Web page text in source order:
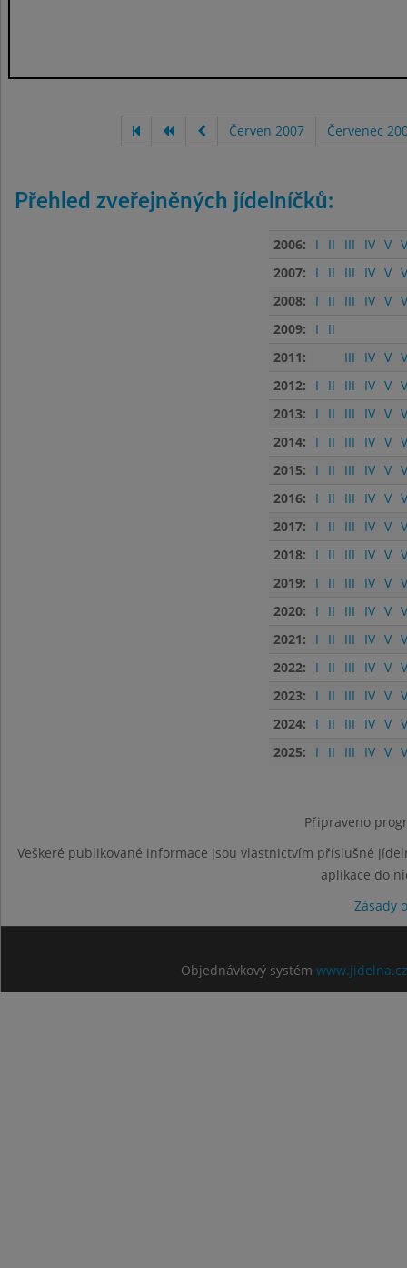
Červen 2007 Červenec
Přehled zveřejněných jídelníčků:
2006: I II III IV V
2007:
I II III IV V
2008:
I II III IV V
2009:
I
II
2011:
III IV V
2012:
I II III IV V
2013:
I II III IV V
2014:
I II III IV V
2015:
I II III IV V
2016:
I II III IV V
2017:
I II III IV V
2018:
I II III IV V
2019:
I II III IV V
2020:
I II III IV V
2021:
I II III IV V
2022:
I II III IV V
2023:
I II III IV V
2024:
I II III IV V
2025:
I II III IV V
Připraveno
Veškeré publikované informace jsou vlastnictvím příslušné
aplikace do
Zásady
Objednávkový systém www.jidelna.cz